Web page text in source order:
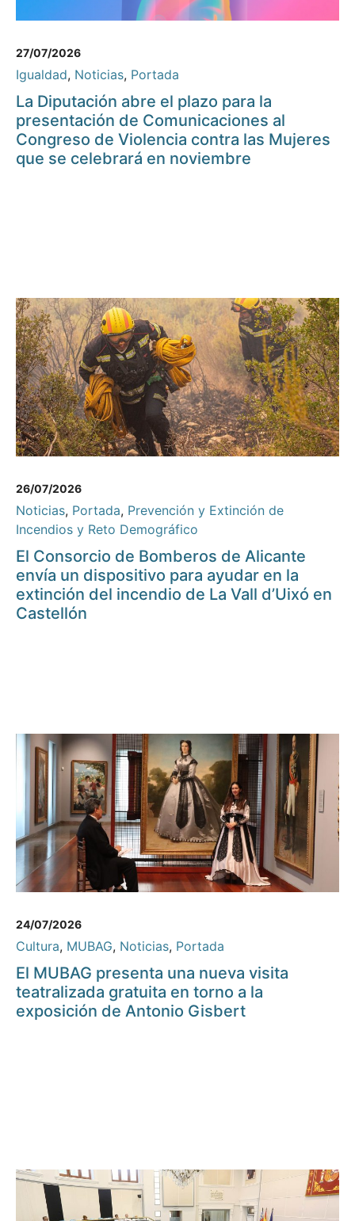
27/07/2026
Igualdad, Noticias, Portada
La Diputación abre el plazo para la
presentación de Comunicaciones al
Congreso de Violencia contra las Mujeres
que se celebrará en noviembre
26/07/2026
Noticias, Portada, Prevención y Extinción de
Incendios y Reto Demográfico
El Consorcio de Bomberos de Alicante
envía un dispositivo para ayudar en la
extinción del incendio de La Vall d’Uixó en
Castellón
24/07/2026
Cultura, MUBAG, Noticias, Portada
El MUBAG presenta una nueva visita
teatralizada gratuita en torno a la
exposición de Antonio Gisbert